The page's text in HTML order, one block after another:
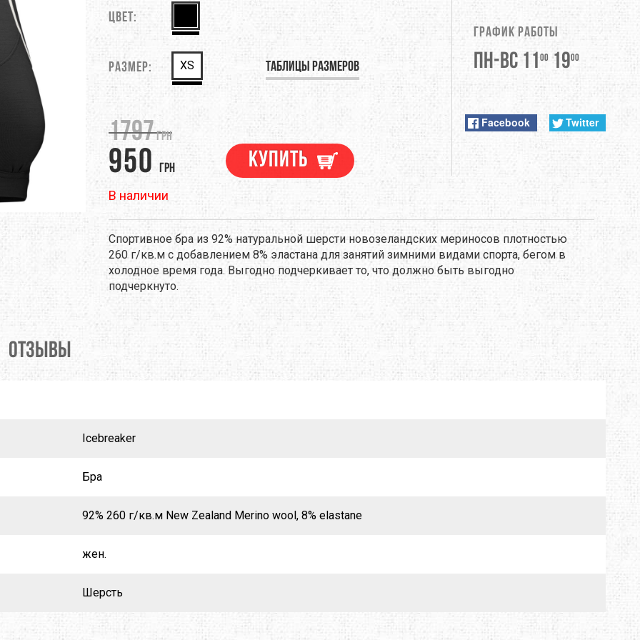
ПОХОДНАЯ ЕДА ТРЕККИНГОВЫЕ ПАЛКИ ФУРНИТУРА
DEEJO
FIREBIRD FIRST ASCENT FITWELL
GSI OUTDOORS GEAR AID GERBER
HMR HOLDS HAIRA
ICEBREAKER JAMES COOK
KEEN KELTY KONG
LANEX LEATHERMAN LEKI
LIGHT MY FIRE LORPEN
MSR MTDE
MCNETT MORA MOUNTAIN EQUIPMENT
TASMANIAN TIGER
THE NORTH FACE
Цвет:
Размер: XS Таблицы размеров
График работы
Пн-Вс 1100 1900
Facebook Twitter
1797грн
950 грн
В наличии
Купить
Спортивное бра из 92% натуральной шерсти новозеландских мериносов плотностью
260 г/кв.м с добавлением 8% эластана для занятий зимними видами спорта, бегом в
холодное время года. Выгодно подчеркивает то, что должно быть выгодно
подчеркнуто.
ОТЗЫВЫ
Icebreaker
Бра
92% 260 г/кв.м New Zealand Merino wool, 8% elastane
жен.
Шерсть